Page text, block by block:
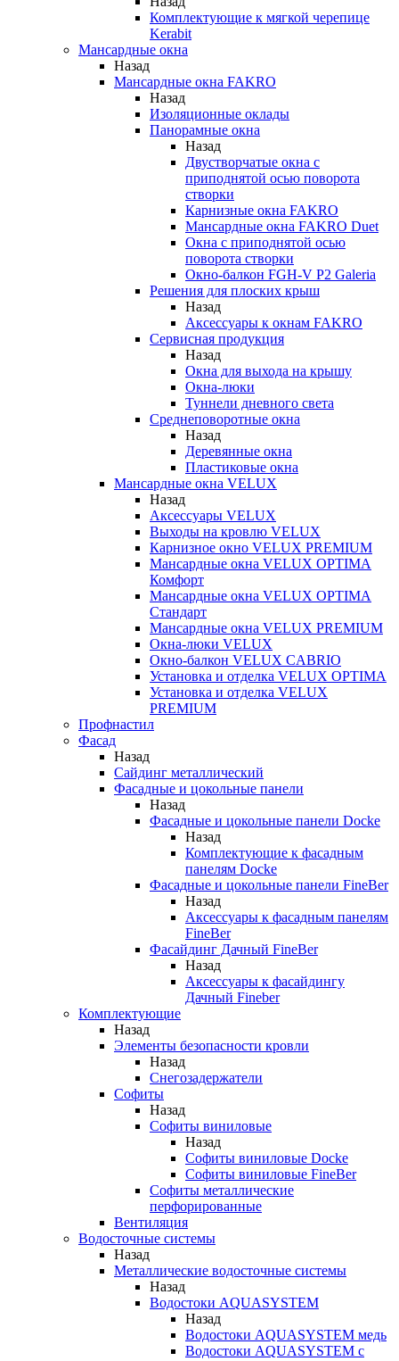
Комплектующие к мягкой черепице
Kerabit
Мансардные окна
Назад
Мансардные окна FAKRO
Назад
Изоляционные оклады
Панорамные окна
Назад
Двустворчатые окна с
приподнятой осью поворота
створки
Карнизные окна FAKRO
Мансардные окна FAKRO Duet
Окна с приподнятой осью
поворота створки
Окно-балкон FGH-V P2 Galeria
Решения для плоских крыш
Назад
Аксессуары к окнам FAKRO
Сервисная продукция
Назад
Окна для выхода на крышу
Окна-люки
Туннели дневного света
Среднеповоротные окна
Назад
Деревянные окна
Пластиковые окна
Мансардные окна VELUX
Назад
Аксессуары VELUX
Выходы на кровлю VELUX
Карнизное окно VELUX PREMIUM
Мансардные окна VELUX OPTIMA
Комфорт
Мансардные окна VELUX OPTIMA
Стандарт
Мансардные окна VELUX PREMIUM
Окна-люки VELUX
Окно-балкон VELUX CABRIO
Установка и отделка VELUX OPTIMA
Установка и отделка VELUX
PREMIUM
Профнастил
Фасад
Назад
Сайдинг металлический
Фасадные и цокольные панели
Назад
Фасадные и цокольные панели Docke
Назад
Комплектующие к фасадным
панелям Docke
Фасадные и цокольные панели FineBer
Назад
Аксессуары к фасадным панелям
FineBer
Фасайдинг Дачный FineBer
Назад
Аксессуары к фасайдингу
Дачный Fineber
Комплектующие
Назад
Элементы безопасности кровли
Назад
Снегозадержатели
Софиты
Назад
Софиты виниловые
Назад
Софиты виниловые Docke
Софиты виниловые FineBer
Софиты металлические
перфорированные
Вентиляция
Водосточные системы
Назад
Металлические водосточные системы
Назад
Водостоки AQUASYSTEM
Назад
Водостоки AQUASYSTEM медь
Водостоки AQUASYSTEM с